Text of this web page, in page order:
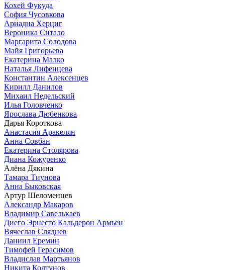
Кохей Фукуда
София Чусовкова
Ариадна Херциг
Вероника Ситало
Маргарита Солодова
Майя Григорьева
Екатерина Малко
Наталья Лифенцева
Константин Алексенцев
Кирилл Данилов
Михаил Недельский
Илья Головченко
Ярослава Дюбенкова
Дарья Короткова
Анастасия Аракелян
Анна Совбан
Екатерина Столярова
Диана Кожуренко
Алёна Дякина
Тамара Тиунова
Анна Быковская
Артур Шеломенцев
Александр Макаров
Владимир Савелькаев
Диего Эрнесто Кальдерон Армьен
Вячеслав Сляднев
Даниил Еремин
Тимофей Герасимов
Владислав Мартьянов
Никита Колтунов